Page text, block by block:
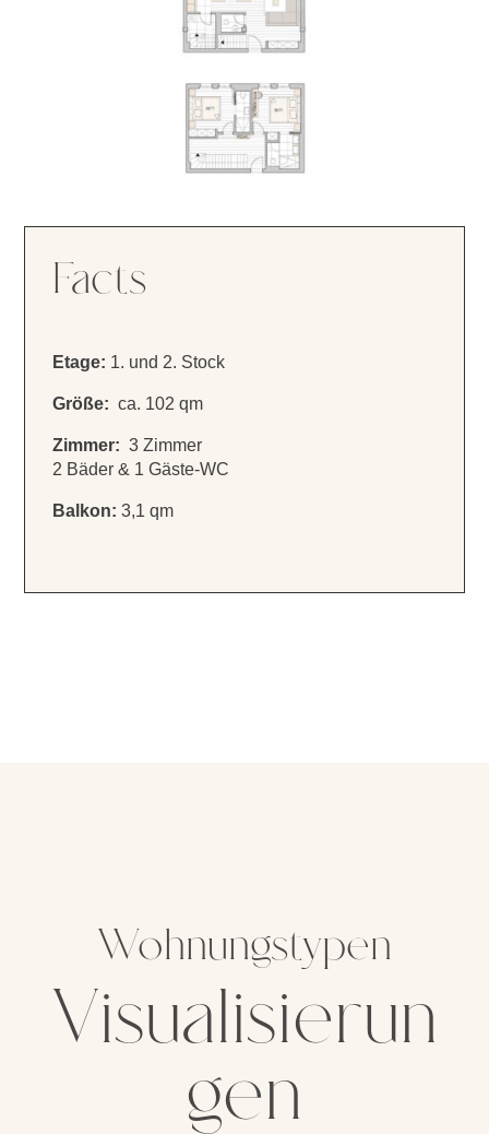
Facts
Etage: 1. und 2. Stock
Größe: ca. 102 qm
Zimmer: 3 Zimmer
2 Bäder & 1 Gäste-WC
Balkon: 3,1 qm
Wohnungstypen
Visualisierun
gen